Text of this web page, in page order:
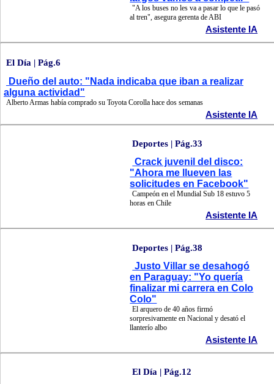
"A los buses no les va a pasar lo que le pasó
al tren", asegura gerenta de ABI
Asistente IA
El Día | Pág.6
Dueño del auto: "Nada indicaba que iban a realizar
alguna actividad"
Alberto Armas había comprado su Toyota Corolla hace dos semanas
Asistente IA
Deportes | Pág.33
Crack juvenil del disco:
"Ahora me llueven las
solicitudes en Facebook"
Campeón en el Mundial Sub 18 estuvo 5
horas en Chile
Asistente IA
Deportes | Pág.38
Justo Villar se desahogó
en Paraguay: "Yo quería
finalizar mi carrera en Colo
Colo"
El arquero de 40 años firmó
sorpresivamente en Nacional y desató el
llanterío albo
Asistente IA
El Día | Pág.12